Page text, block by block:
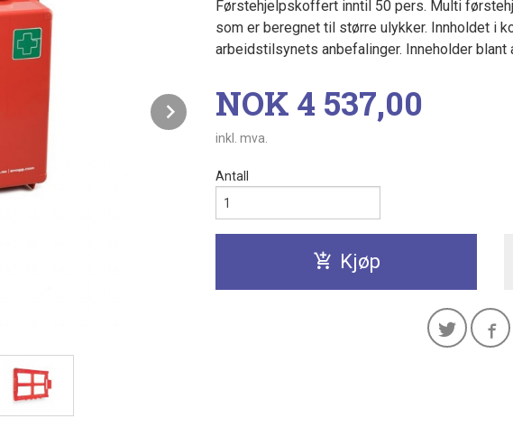
Next
Førstehjelpskoffert inntil 50 pers. Multi
som er beregnet til større ulykker. Innholdet i
arbeidstilsynets anbefalinger. Inneholder blant
Pris
NOK 4 537,00
inkl. mva.
Antall
Kjøp